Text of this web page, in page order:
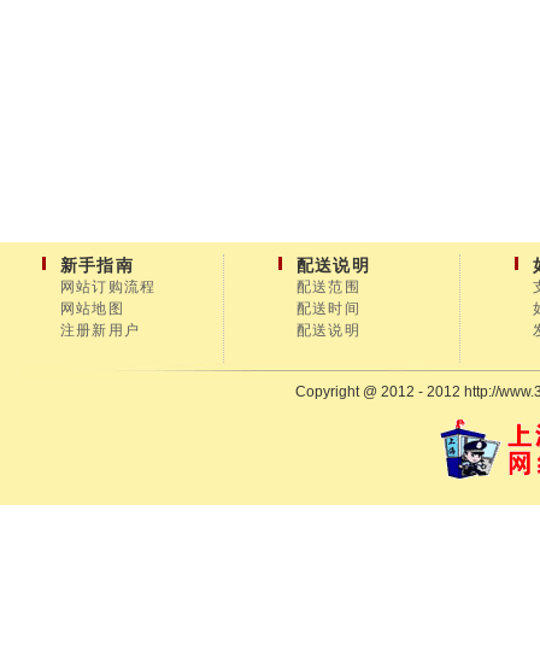
新手指南
网站订购流程
网站地图
注册新用户
配送说明
配送范围
配送时间
配送说明
Copyright @ 2012 - 2012 http://